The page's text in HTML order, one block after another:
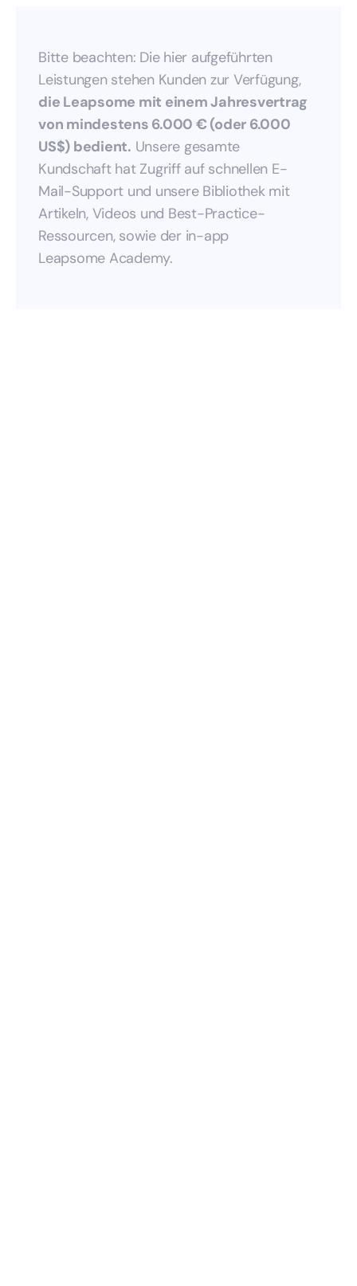
Bitte beachten: Die hier aufgeführten
Leistungen stehen Kunden zur Verfügung,
die Leapsome mit einem Jahresvertrag
von mindestens 6.000 € (oder 6.000
US$) bedient. Unsere gesamte
Kundschaft hat Zugriff auf schnellen E-
Mail-Support und unsere Bibliothek mit
Artikeln, Videos und Best-Practice-
Ressourcen, sowie der in-app
Leapsome Academy.